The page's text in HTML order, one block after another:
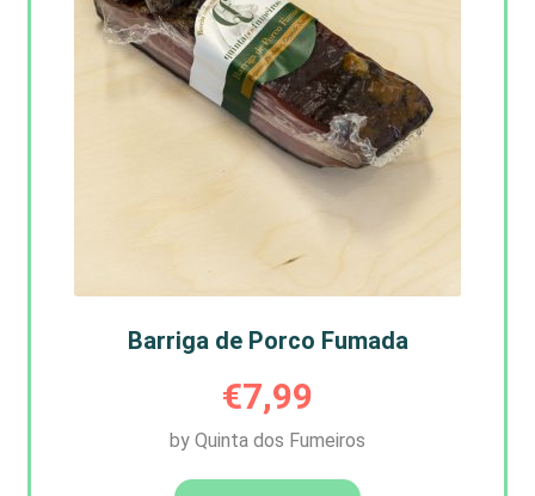
Barriga de Porco Fumada
€7,99
by Quinta dos Fumeiros